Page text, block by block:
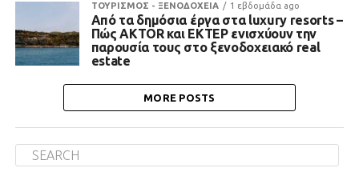
ΤΟΥΡΙΣΜΟΣ - ΞΕΝΟΔΟΧΕΙΑ 1 εβδομάδα ago
Από τα δημόσια έργα στα luxury resorts –
Πώς AKTOR και ΕΚΤΕΡ ενισχύουν την
παρουσία τους στο ξενοδοχειακό real
estate
MORE POSTS